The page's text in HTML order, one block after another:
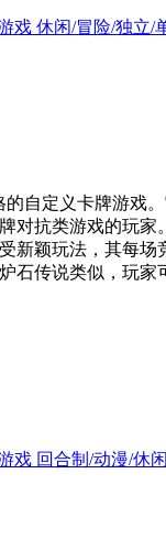
戏 休闲/冒险/独立/
的自定义卡牌游戏
对抗类游戏的玩家
新颖玩法，其每场
石传说类似，玩家
戏 回合制/动漫/休